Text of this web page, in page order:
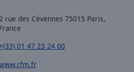
rue des Cévennes 75015 Paris,
France
01 47 23 24 00